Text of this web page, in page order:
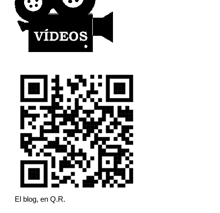
El blog, en Q.R.